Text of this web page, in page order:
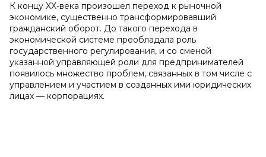
К концу XX-века произошел переход к рыночной
экономике, существенно трансформировавший
гражданский оборот. До такого перехода в
экономической системе преобладала роль
государственного регулирования, и со сменой
указанной управляющей роли для предпринимателей
появилось множество проблем, связанных в том числе с
управлением и участием в созданных ими юридических
лицах — корпорациях.